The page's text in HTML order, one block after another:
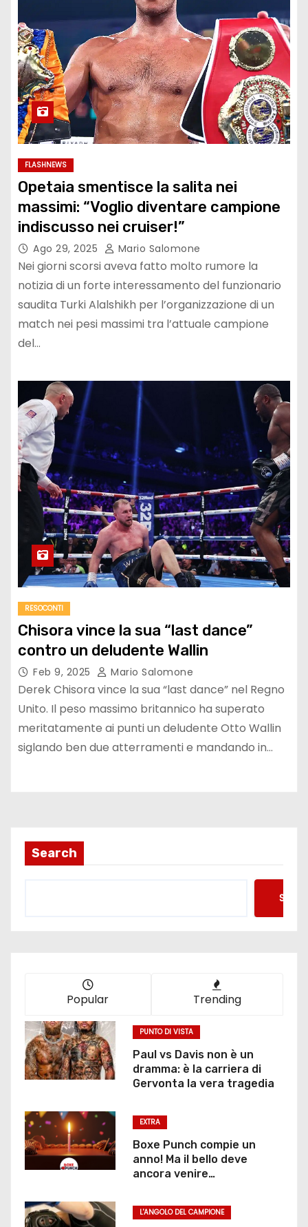
FLASHNEWS
Opetaia smentisce la salita nei
massimi: “Voglio diventare campione
indiscusso nei cruiser!”
Ago 29, 2025 Mario Salomone
Nei giorni scorsi aveva fatto molto rumore la
notizia di un forte interessamento del funzionario
saudita Turki Alalshikh per l’organizzazione di un
match nei pesi massimi tra l’attuale campione
del…
RESOCONTI
Chisora vince la sua “last dance”
contro un deludente Wallin
Feb 9, 2025 Mario Salomone
Derek Chisora vince la sua “last dance” nel Regno
Unito. Il peso massimo britannico ha superato
meritatamente ai punti un deludente Otto Wallin
siglando ben due atterramenti e mandando in…
Search
Popular Trending
PUNTO DI VISTA
Paul vs Davis non è un
dramma: è la carriera di
Gervonta la vera tragedia
EXTRA
Boxe Punch compie un
anno! Ma il bello deve
ancora venire…
L'ANGOLO DEL CAMPIONE